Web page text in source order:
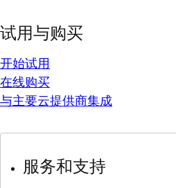
试用与购买
开始试用
在线购买
与主要云提供商集成
服务和支持